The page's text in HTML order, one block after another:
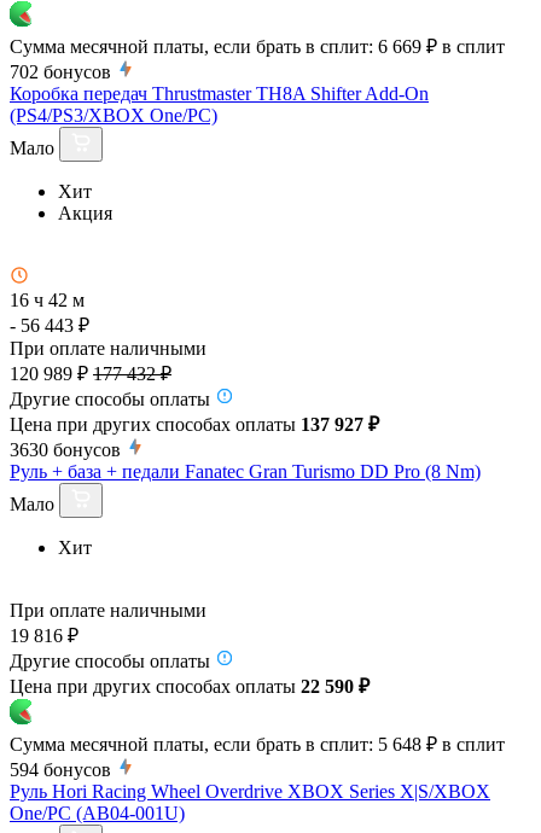
Сумма месячной платы, если брать в сплит: 6 669 ₽ в сплит
702 бонусов
Коробка передач Thrustmaster TH8A Shifter Add-On
(PS4/PS3/XBOX One/PC)
Мало
Хит
Акция
16 ч 42 м
- 56 443 ₽
При оплате наличными
120 989 ₽ 177 432 ₽
Другие способы оплаты
Цена при других способах оплаты 137 927 ₽
3630 бонусов
Руль + база + педали Fanatec Gran Turismo DD Pro (8 Nm)
Мало
Хит
При оплате наличными
19 816 ₽
Другие способы оплаты
Цена при других способах оплаты 22 590 ₽
Сумма месячной платы, если брать в сплит: 5 648 ₽ в сплит
594 бонусов
Руль Hori Racing Wheel Overdrive XBOX Series X|S/XBOX
One/PC (AB04-001U)